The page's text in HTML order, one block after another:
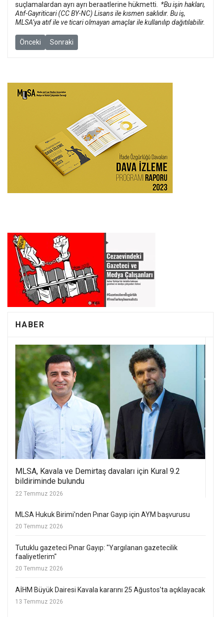
suçlamalardan ayrı ayrı beraatlerine hükmetti.
*Bu işin hakları,
Atıf-Gayriticari (CC BY-NC) Lisans ile kısmen saklıdır. Bu iş,
MLSA’ya atıf ile ve ticari olmayan amaçlar ile kullanılıp dağıtılabilir.
Önceki makale: Muhbir ‘meçhul’, Akın Gürlek ‘mağdur’: Gazeteci
Önceki Sonraki makale: Sağlık emekçilerinin Van’da yapmak
Sonraki
HABER
MLSA, Kavala ve Demirtaş davaları için Kural 9.2
bildiriminde bulundu
22 Temmuz 2026
MLSA Hukuk Birimi'nden Pınar Gayıp için AYM başvurusu
20 Temmuz 2026
Tutuklu gazeteci Pınar Gayıp: "Yargılanan gazetecilik
faaliyetlerim"
20 Temmuz 2026
AİHM Büyük Dairesi Kavala kararını 25 Ağustos'ta açıklayacak
13 Temmuz 2026